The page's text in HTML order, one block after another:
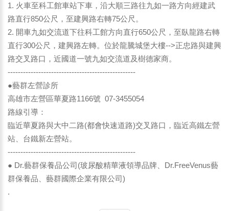
1. 火車至科工館車站下車，沿大順三路往九如一路方向經建武
路直行850公尺，至建興路右轉75公尺。
2. 開車九如交流道下往科工館方向直行650公尺，至臥龍路右轉
直行300公尺，建興路左轉。位於龍騰城堡大樓-->正忠路與建興
路交叉路口，近國道一號九如交流道及樹德家商。
--------------------------------------------------
●藝群左營診所
高雄市左營區華夏路1166號 07-3455054
路線引導：
臨近華夏路與大中二路(都會快速道路)交叉路口，臨近高鐵左營
站、台鐵新左營站。
--------------------------------------------------
● Dr.藝群保養品公司(玻尿酸精華液領導品牌、Dr.FreeVenus藝
群保養品、藝群國際企業有限公司)
.